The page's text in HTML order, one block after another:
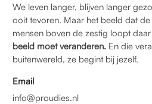
We leven langer, blijven langer
ooit tevoren. Maar het beeld dat
mensen boven de zestig loopt
beeld moet veranderen. En die
buitenwereld, ze begint bij jezelf.
Email
info@proudies.nl